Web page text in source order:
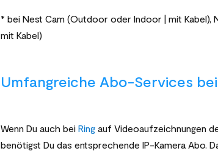
* bei Nest Cam (Outdoor oder Indoor | mit Kabel),
mit Kabel)
Umfangreiche Abo-Services bei
Wenn Du auch bei Ring auf Videoaufzeichnungen
benötigst Du das entsprechende IP-Kamera Abo.